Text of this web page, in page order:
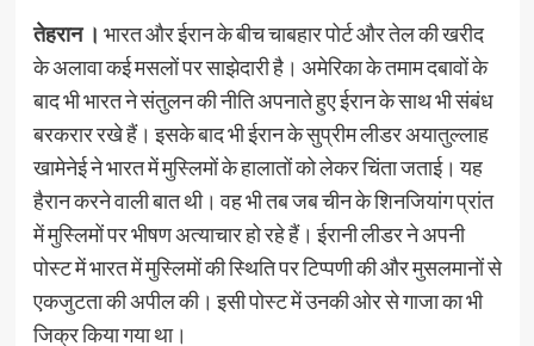
तेहरान । भारत और ईरान के बीच चाबहार पोर्ट और तेल की खरीद
के अलावा कई मसलों पर साझेदारी है। अमेरिका के तमाम दबावों के
बाद भी भारत ने संतुलन की नीति अपनाते हुए ईरान के साथ भी संबंध
बरकरार रखे हैं। इसके बाद भी ईरान के सुप्रीम लीडर अयातुल्लाह
खामेनेई ने भारत में मुस्लिमों के हालातों को लेकर चिंता जताई। यह
हैरान करने वाली बात थी। वह भी तब जब चीन के शिनजियांग प्रांत
में मुस्लिमों पर भीषण अत्याचार हो रहे हैं। ईरानी लीडर ने अपनी
पोस्ट में भारत में मुस्लिमों की स्थिति पर टिप्पणी की और मुसलमानों से
एकजुटता की अपील की। इसी पोस्ट में उनकी ओर से गाजा का भी
जिक्र किया गया था।